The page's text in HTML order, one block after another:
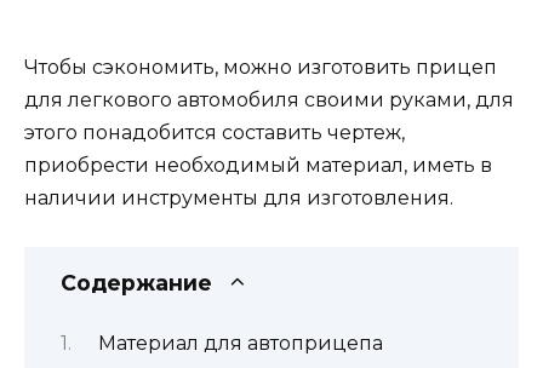
Чтобы сэкономить, можно изготовить прицеп
для легкового автомобиля своими руками, для
этого понадобится составить чертеж,
приобрести необходимый материал, иметь в
наличии инструменты для изготовления.
Содержание
Материал для автоприцепа